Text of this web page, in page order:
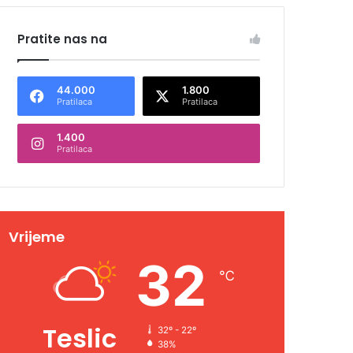
Pratite nas na
44.000
Pratilaca
1.800
Pratilaca
1.400
Pratilaca
Vrijeme
Teslic
32 ℃
32º - 22º
38%